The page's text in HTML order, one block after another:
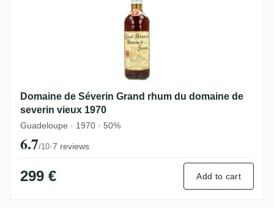
Domaine de Séverin Grand rhum du domaine de
severin vieux 1970
Guadeloupe · 1970 · 50%
6.7/10·7 reviews
299 € Add to cart